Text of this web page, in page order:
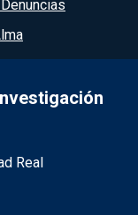
- Chaparrillo
Real